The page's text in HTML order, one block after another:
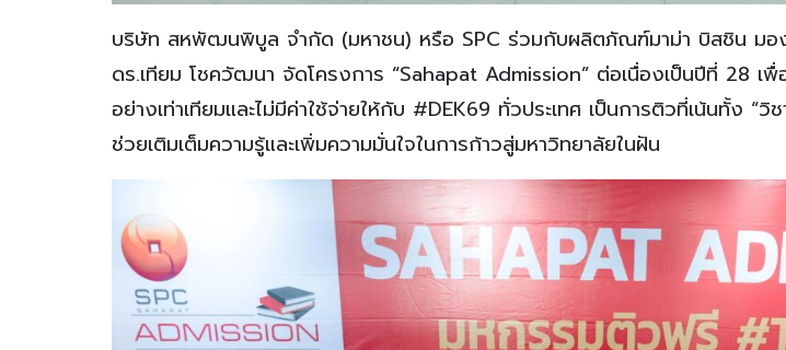
บริษัท สหพัฒนพิบูล จำกัด (มหาชน) หรือ SPC ร่วมกับผลิตภัณฑ์มาม่า บิสชิน มอ
ดร.เทียม โชควัฒนา จัดโครงการ “Sahapat Admission” ต่อเนื่องเป็นปีที่ 28 เ
อย่างเท่าเทียมและไม่มีค่าใช้จ่ายให้กับ #DEK69 ทั่วประเทศ เป็นการติวที่เน้นทั้ง “วิ
ช่วยเติมเต็มความรู้และเพิ่มความมั่นใจในการก้าวสู่มหาวิทยาลัยในฝัน